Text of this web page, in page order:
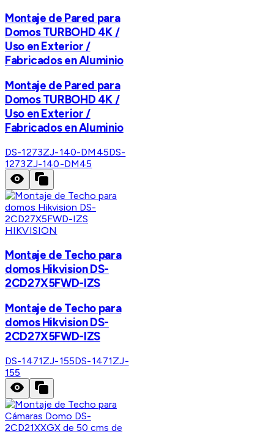
Montaje de Pared para
Domos TURBOHD 4K /
Uso en Exterior /
Fabricados en Aluminio
Montaje de Pared para
Domos TURBOHD 4K /
Uso en Exterior /
Fabricados en Aluminio
DS-1273ZJ-140-DM45DS-
1273ZJ-140-DM45
HIKVISION
Montaje de Techo para
domos Hikvision DS-
2CD27X5FWD-IZS
Montaje de Techo para
domos Hikvision DS-
2CD27X5FWD-IZS
DS-1471ZJ-155DS-1471ZJ-
155